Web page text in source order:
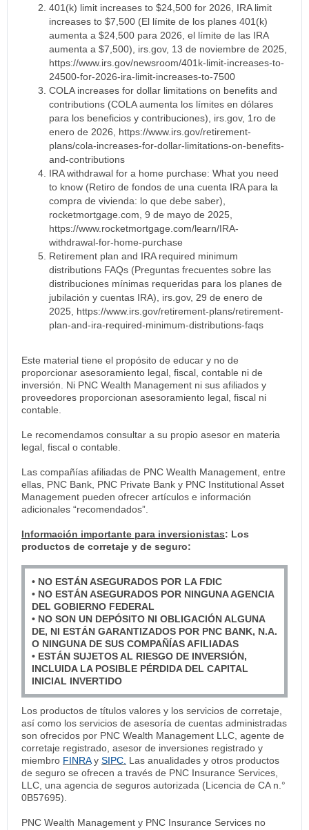
401(k) limit increases to $24,500 for 2026, IRA limit
increases to $7,500 (El límite de los planes 401(k)
aumenta a $24,500 para 2026, el límite de las IRA
aumenta a $7,500), irs.gov, 13 de noviembre de 2025,
https://www.irs.gov/newsroom/401k-limit-increases-to-
24500-for-2026-ira-limit-increases-to-7500
COLA increases for dollar limitations on benefits and
contributions (COLA aumenta los límites en dólares
para los beneficios y contribuciones), irs.gov, 1ro de
enero de 2026, https://www.irs.gov/retirement-
plans/cola-increases-for-dollar-limitations-on-benefits-
and-contributions
IRA withdrawal for a home purchase: What you need
to know (Retiro de fondos de una cuenta IRA para la
compra de vivienda: lo que debe saber),
rocketmortgage.com, 9 de mayo de 2025,
https://www.rocketmortgage.com/learn/IRA-
withdrawal-for-home-purchase
Retirement plan and IRA required minimum
distributions FAQs (Preguntas frecuentes sobre las
distribuciones mínimas requeridas para los planes de
jubilación y cuentas IRA), irs.gov, 29 de enero de
2025, https://www.irs.gov/retirement-plans/retirement-
plan-and-ira-required-minimum-distributions-faqs
Este material tiene el propósito de educar y no de
proporcionar asesoramiento legal, fiscal, contable ni de
inversión. Ni PNC Wealth Management ni sus afiliados y
proveedores proporcionan asesoramiento legal, fiscal ni
contable.
Le recomendamos consultar a su propio asesor en materia
legal, fiscal o contable.
Las compañías afiliadas de PNC Wealth Management, entre
ellas, PNC Bank, PNC Private Bank y PNC Institutional Asset
Management pueden ofrecer artículos e información
adicionales “recomendados”.
Información importante para inversionistas: Los
productos de corretaje y de seguro:
• NO ESTÁN ASEGURADOS POR LA FDIC
• NO ESTÁN ASEGURADOS POR NINGUNA AGENCIA
DEL GOBIERNO FEDERAL
• NO SON UN DEPÓSITO NI OBLIGACIÓN ALGUNA
DE, NI ESTÁN GARANTIZADOS POR PNC BANK, N.A.
O NINGUNA DE SUS COMPAÑÍAS AFILIADAS
• ESTÁN SUJETOS AL RIESGO DE INVERSIÓN,
INCLUIDA LA POSIBLE PÉRDIDA DEL CAPITAL
INICIAL INVERTIDO
Los productos de títulos valores y los servicios de corretaje,
así como los servicios de asesoría de cuentas administradas
son ofrecidos por PNC Wealth Management LLC, agente de
corretaje registrado, asesor de inversiones registrado y
miembro FINRAy SIPC. Las anualidades y otros productos
de seguro se ofrecen a través de PNC Insurance Services,
LLC, una agencia de seguros autorizada (Licencia de CA n.°
0B57695).
PNC Wealth Management y PNC Insurance Services no